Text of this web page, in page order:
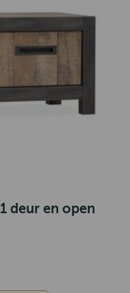
deur en open